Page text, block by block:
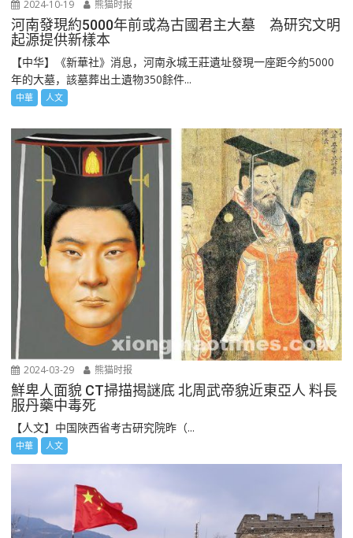
2024-10-19 熊猫时报
河南發現約5000年前或為古國君主大墓 為研究文明
起源提供新樣本
【中华】《新華社》消息，河南永城王莊遺址發現一座距今約5000
年的大墓，該墓葬出土遺物350餘件...
中華 人文
2024-03-29 熊猫时报
鮮卑人面貌 CT掃描揭謎底 北周武帝貌近東亞人 料長
服丹藥中毒死
【人文】中国陜西省考古研究院昨（...
中華 人文